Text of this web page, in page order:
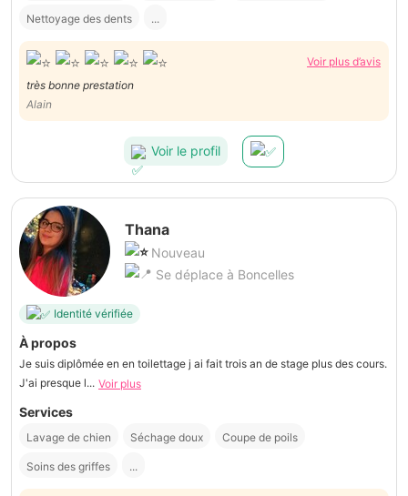
Nettoyage des dents ...
Voir plus d’avis
très bonne prestation
Alain
Voir le profil
Thana
Nouveau
Se déplace à Boncelles
Identité vérifiée
À propos
Je suis diplômée en en toilettage j ai fait trois an de stage plus des cours.
J'ai presque l... Voir plus
Services
Lavage de chien Séchage doux Coupe de poils
Soins des griffes ...